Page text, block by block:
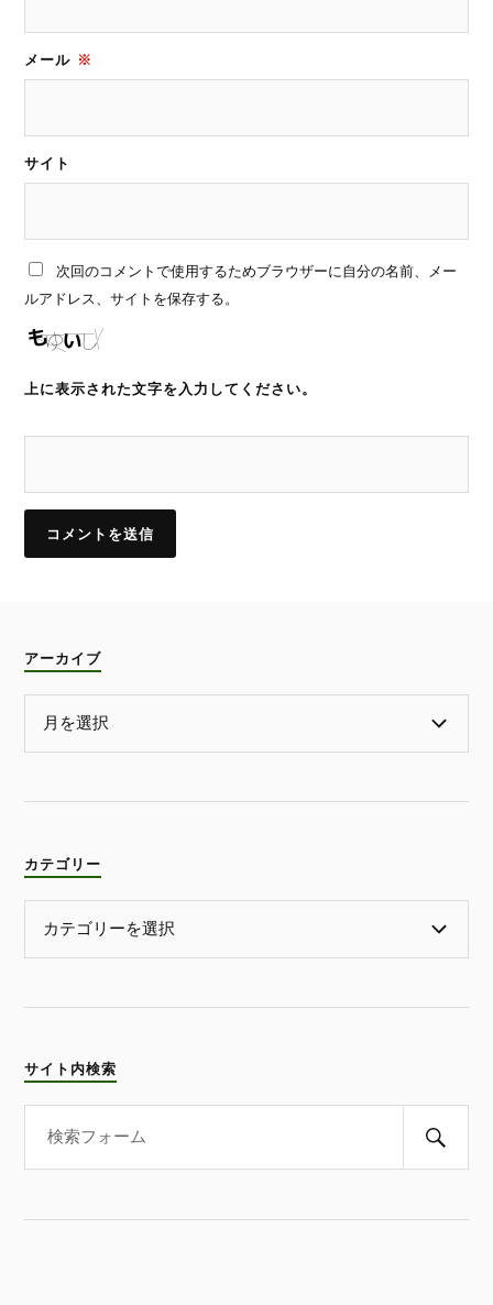
メール ※
サイト
次回のコメントで使用するためブラウザーに自分の名前、メー
ルアドレス、サイトを保存する。
上に表示された文字を入力してください。
アーカイブ
カテゴリー
サイト内検索